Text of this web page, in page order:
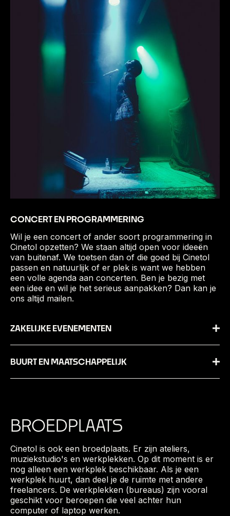
CONCERT EN PROGRAMMERING
Wil je een concert of ander soort programmering in
Cinetol opzetten? We staan altijd open voor ideeën
van buitenaf. We toetsen dan of die goed bij Cinetol
passen en natuurlijk of er plek is want we hebben
een volle agenda aan concerten. Ben je bezig met
een idee en wil je het serieus aanpakken? Dan kan je
ons altijd mailen.
ZAKELIJKE EVENEMENTEN
BUURT EN MAATSCHAPPELIJK
BROEDPLAATS
Cinetol is ook een broedplaats. Er zijn ateliers,
muziekstudio's en werkplekken. Op dit moment is er
nog alleen een werkplek beschikbaar. Als je een
werkplek huurt, dan deel je de ruimte met andere
freelancers. De werkplekken (bureaus) zijn vooral
geschikt voor beroepen die veel achter hun
computer of laptop werken.